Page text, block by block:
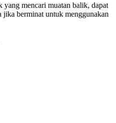
mencari muatan balik, dapat
berminat untuk menggunakan